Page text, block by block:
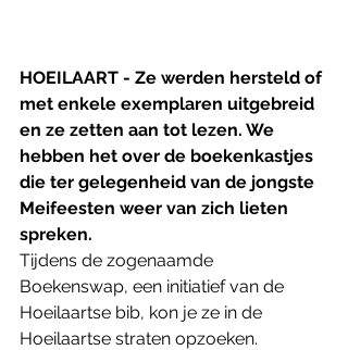
HOEILAART - Ze werden hersteld of
met enkele exemplaren uitgebreid
en ze zetten aan tot lezen. We
hebben het over de boekenkastjes
die ter gelegenheid van de jongste
Meifeesten weer van zich lieten
spreken.
Tijdens de zogenaamde
Boekenswap, een initiatief van de
Hoeilaartse bib, kon je ze in de
Hoeilaartse straten opzoeken.